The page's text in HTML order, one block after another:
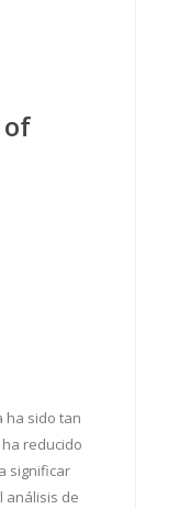
ha sido tan
reducido
significar
análisis de